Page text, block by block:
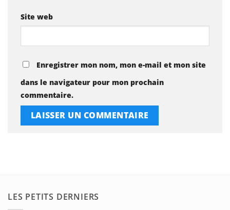
Site web
Enregistrer mon nom, mon e-mail et mon site
dans le navigateur pour mon prochain
commentaire.
LES PETITS DERNIERS